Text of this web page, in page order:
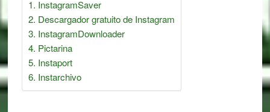
InstagramSaver
Descargador gratuito de Instagram
InstagramDownloader
Pictarina
Instaport
Instarchivo